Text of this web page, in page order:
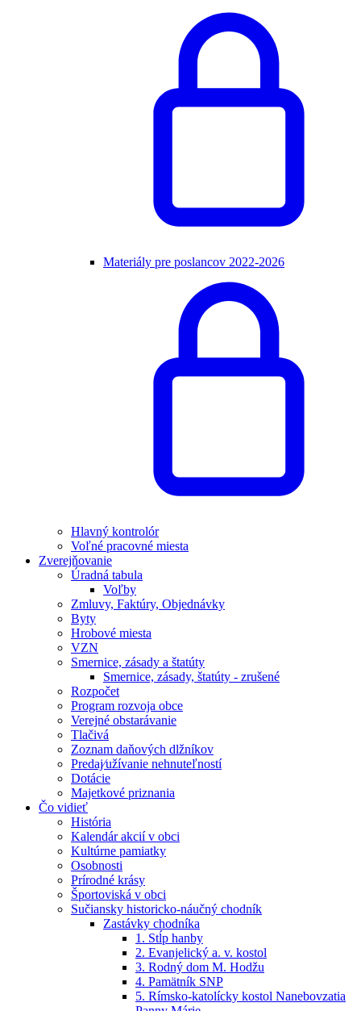
Materiály pre poslancov 2022-2026
Hlavný kontrolór
Voľné pracovné miesta
Zverejňovanie
Úradná tabula
Voľby
Zmluvy, Faktúry, Objednávky
Byty
Hrobové miesta
VZN
Smernice, zásady a štatúty
Smernice, zásady, štatúty - zrušené
Rozpočet
Program rozvoja obce
Verejné obstarávanie
Tlačivá
Zoznam daňových dlžníkov
Predaj⁄užívanie nehnuteľností
Dotácie
Majetkové priznania
Čo vidieť
História
Kalendár akcií v obci
Kultúrne pamiatky
Osobnosti
Prírodné krásy
Športoviská v obci
Sučiansky historicko-náučný chodník
Zastávky chodníka
1. Stĺp hanby
2. Evanjelický a. v. kostol
3. Rodný dom M. Hodžu
4. Pamätník SNP
5. Rímsko-katolícky kostol Nanebovzatia